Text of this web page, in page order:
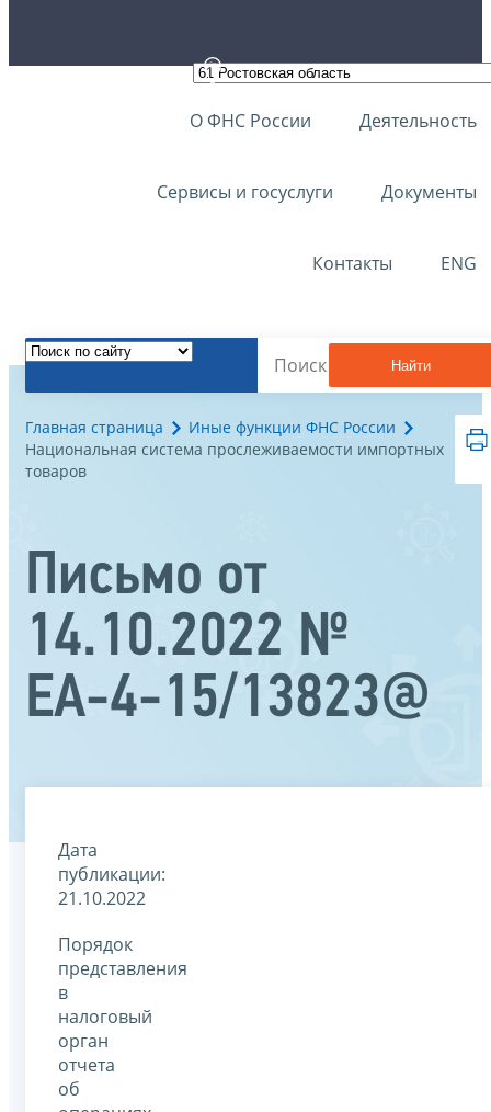
О ФНС России Деятельность
Сервисы и госуслуги Документы
Контакты ENG
Найти
Главная страница
Иные функции ФНС России
Национальная система прослеживаемости импортных
товаров
Письмо от
14.10.2022 №
ЕА-4-15/13823@
Дата
публикации:
21.10.2022
Порядок
представления
в
налоговый
орган
отчета
об